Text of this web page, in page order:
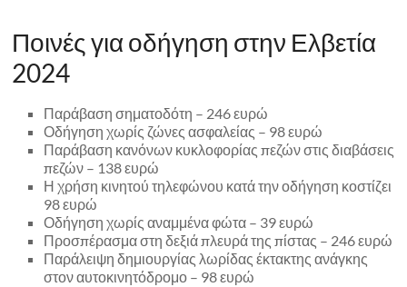
Ποινές για οδήγηση στην Ελβετία
2024
Παράβαση σηματοδότη – 246 ευρώ
Οδήγηση χωρίς ζώνες ασφαλείας – 98 ευρώ
Παράβαση κανόνων κυκλοφορίας πεζών στις διαβάσεις
πεζών – 138 ευρώ
Η χρήση κινητού τηλεφώνου κατά την οδήγηση κοστίζει
98 ευρώ
Οδήγηση χωρίς αναμμένα φώτα – 39 ευρώ
Προσπέρασμα στη δεξιά πλευρά της πίστας – 246 ευρώ
Παράλειψη δημιουργίας λωρίδας έκτακτης ανάγκης
στον αυτοκινητόδρομο – 98 ευρώ